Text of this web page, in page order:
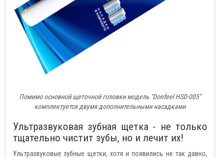
Помимо основной щеточной головки модель "Donfeel HSD-005"
комплектуется двумя дополнительными насадками
Ультразвуковая зубная щетка - не только
тщательно чистит зубы, но и лечит их!
Ультразвуковые зубные щетки, хотя и появились не так давно,